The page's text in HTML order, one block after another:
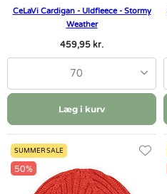
CeLaVi Cardigan - Uldfleece - Stormy
Weather
459,95 kr.
70
Læg i kurv
SUMMER SALE
50%